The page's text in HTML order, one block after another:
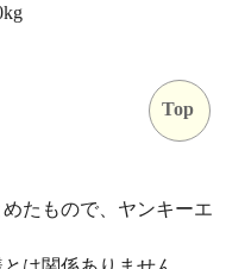
Top
たもので、ヤンキーエ